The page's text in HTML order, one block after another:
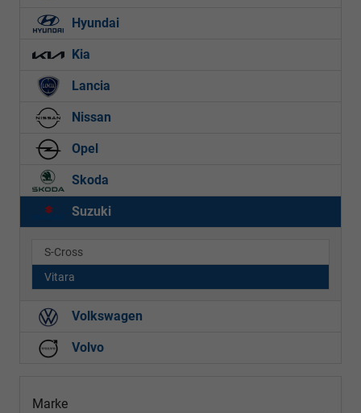
Hyundai
Kia
Lancia
Nissan
Opel
Skoda
Suzuki
S-Cross
Vitara
Volkswagen
Volvo
Marke